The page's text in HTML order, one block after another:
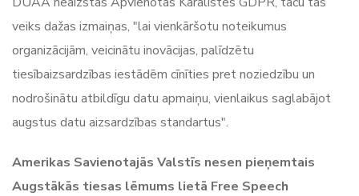
veiks dažas izmaiņas, "lai vienkāršotu noteikumus
organizācijām, veicinātu inovācijas, palīdzētu
tiesībaizsardzības iestādēm cīnīties pret noziedzību un
nodrošinātu atbildīgu datu apmaiņu, vienlaikus saglabājot
augstus datu aizsardzības standartus".
Amerikas Savienotajās Valstīs nesen pieņemtais
Augstākās tiesas lēmums lietā Free Speech